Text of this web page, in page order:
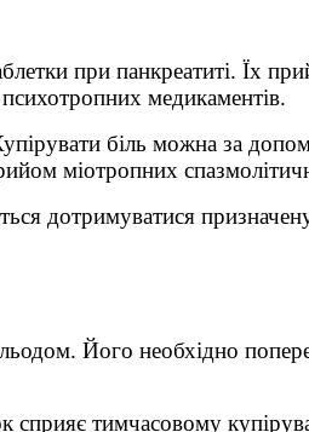
при панкреатиті. Їх
медикаментів.
біль можна за
міотропних
дотримуватися
Його необхідно
сприяє тимчасовому